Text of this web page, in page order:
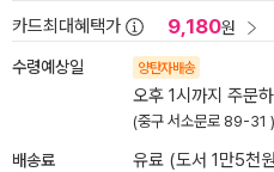
카드최대혜택가 9,180원
수령예상일 양탄자배송
오후 1시까지 주문
(중구 서소문로 89-31 )
배송료 유료 (도서 1만5천